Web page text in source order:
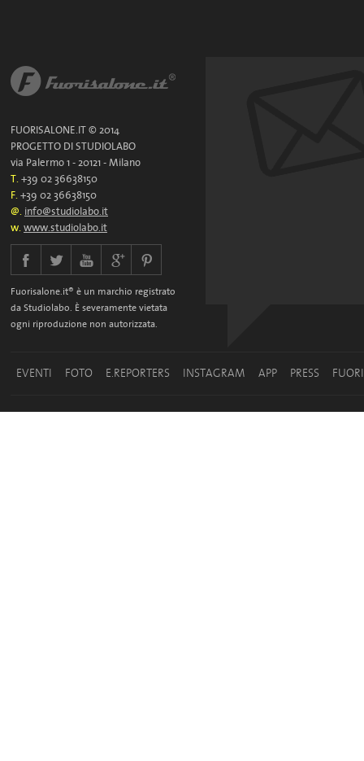
FUORISALONE.IT © 2014
PROGETTO DI STUDIOLABO
via Palermo 1 - 20121 - Milano
T.+39 02 36638150
F.+39 02 36638150
@.info@studiolabo.it
w.www.studiolabo.it
Fuorisalone.it® è un marchio registrato
da Studiolabo. È severamente vietata
ogni riproduzione non autorizzata.
EVENTI FOTO E.REPORTERS INSTAGRAM APP PRESS